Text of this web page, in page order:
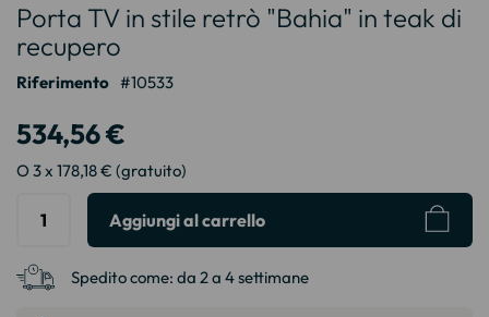
all'inizio
della
galleria
di
Porta TV in stile retrò "Bahia" in teak di
recupero
Riferimento 10533
534,56 €
O 3 x 178,18 € (gratuito)
Aggiungi al carrello
Spedito come: da 2 a 4 settimane